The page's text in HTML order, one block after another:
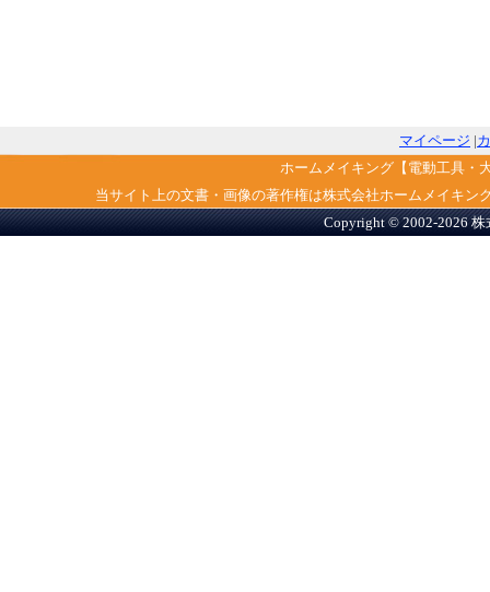
マイページ |
ホームメイキング【電動工具・
当サイト上の文書・画像の著作権は株式会社ホームメイキ
Copyright © 2002-2026